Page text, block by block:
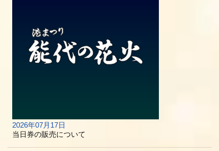
2026年07月17日
当日券の販売について